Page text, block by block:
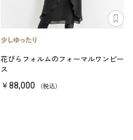
花びらフォルムのフォーマルワンピー
ス
￥88,000 （税込）